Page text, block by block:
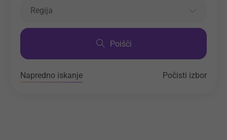
Regija
Poišči
Napredno iskanje Počisti izbor